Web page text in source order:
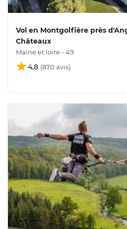
Vol en Montgolfière près
Châteaux
Maine et loire - 49
4,8